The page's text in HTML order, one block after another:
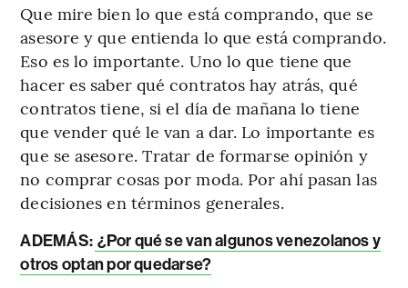
Que mire bien lo que está comprando, que se
asesore y que entienda lo que está comprando.
Eso es lo importante. Uno lo que tiene que
hacer es saber qué contratos hay atrás, qué
contratos tiene, si el día de mañana lo tiene
que vender qué le van a dar. Lo importante es
que se asesore. Tratar de formarse opinión y
no comprar cosas por moda. Por ahí pasan las
decisiones en términos generales.
ADEMÁS: ¿Por qué se van algunos venezolanos y
otros optan por quedarse?